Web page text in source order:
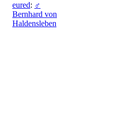
eured: ♂
Bernhard von
Haldensleben